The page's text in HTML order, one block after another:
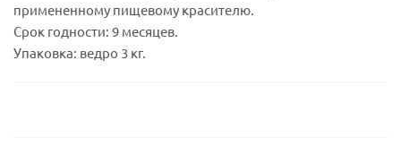
примененному пищевому красителю.
Срок годности: 9 месяцев.
Упаковка: ведро 3 кг.